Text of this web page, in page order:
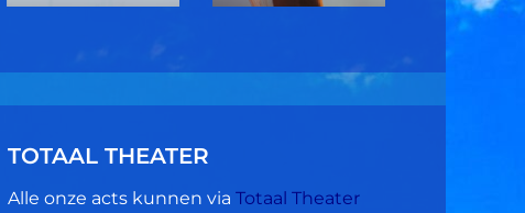
TOTAAL THEATER
Alle onze acts kunnen via Totaal Theater